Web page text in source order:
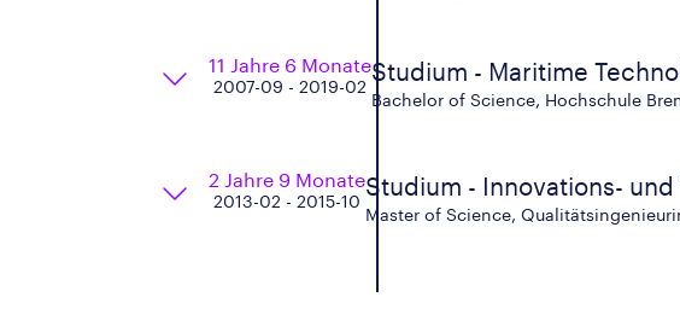
11 Jahre 6 Monate
2007-09 - 2019-02
Studium - Maritime
Bachelor of Science, Hochschule
2 Jahre 9 Monate
2013-02 - 2015-10
Studium - Innovations-
Master of Science,